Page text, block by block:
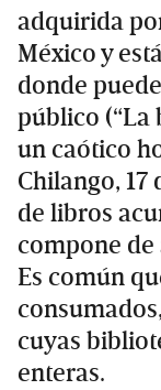
adquirida
México y
donde
público (“La
un caótico
Chilango,
de libros
compone
Es común
cuyas
enteras.